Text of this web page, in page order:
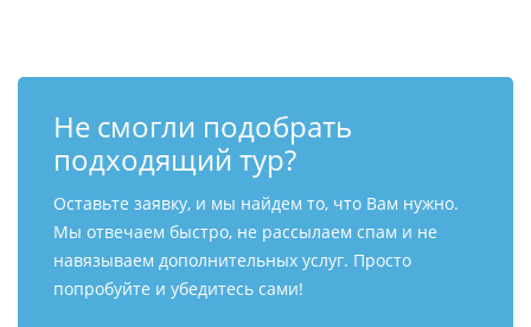
Не смогли подобрать
подходящий тур?
Оставьте заявку, и мы найдем то, что Вам нужно.
Мы отвечаем быстро, не рассылаем спам и не
навязываем дополнительных услуг. Просто
попробуйте и убедитесь сами!